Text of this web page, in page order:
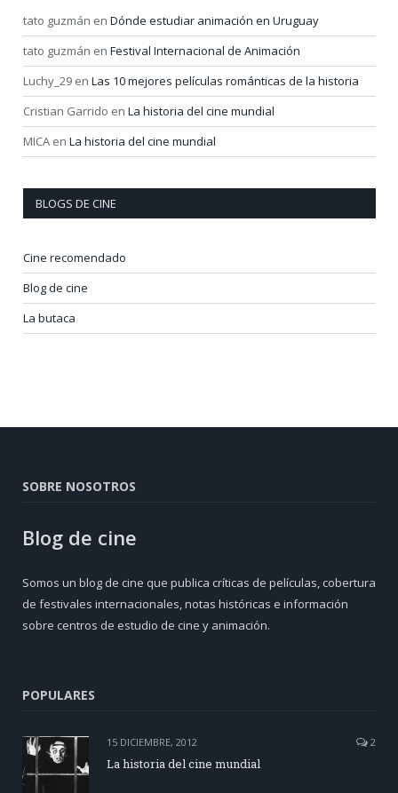
tato guzmán en Dónde estudiar animación en Uruguay
tato guzmán en Festival Internacional de Animación
Luchy_29 en Las 10 mejores películas románticas de la historia
Cristian Garrido en La historia del cine mundial
MICA en La historia del cine mundial
BLOGS DE CINE
Cine recomendado
Blog de cine
La butaca
SOBRE NOSOTROS
Blog de cine
Somos un blog de cine que publica críticas de películas, cobertura
de festivales internacionales, notas históricas e información
sobre centros de estudio de cine y animación.
POPULARES
15 DICIEMBRE, 2012 2
La historia del cine mundial